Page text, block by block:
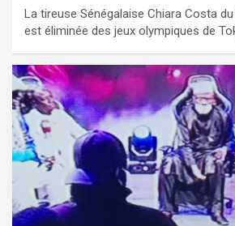
La tireuse Sénégalaise Chiara Costa
est éliminée des jeux olympiques de